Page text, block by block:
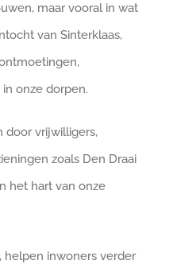
maar vooral in wat
van Sinterklaas,
onze dorpen.
door vrijwilligers,
zoals Den Draai
het hart van onze
helpen inwoners verder